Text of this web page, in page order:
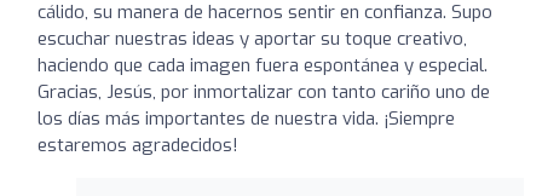
cálido, su manera de hacernos sentir en confianza. Supo
escuchar nuestras ideas y aportar su toque creativo,
haciendo que cada imagen fuera espontánea y especial.
Gracias, Jesús, por inmortalizar con tanto cariño uno de
los días más importantes de nuestra vida. ¡Siempre
estaremos agradecidos!